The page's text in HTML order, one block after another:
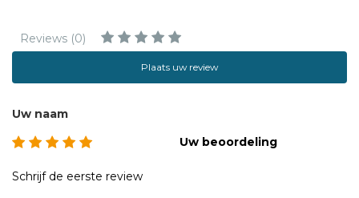
Reviews (0)
Plaats uw review
Uw naam
Uw beoordeling
Schrijf de eerste review